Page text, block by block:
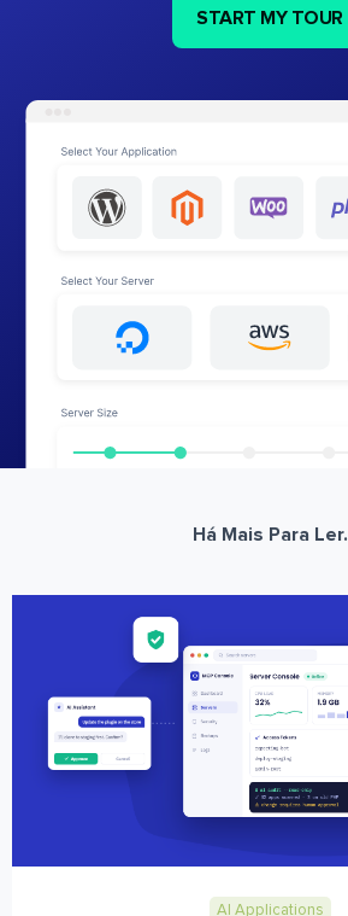
START MY TOUR
Há Mais Para Ler.
AI Applications